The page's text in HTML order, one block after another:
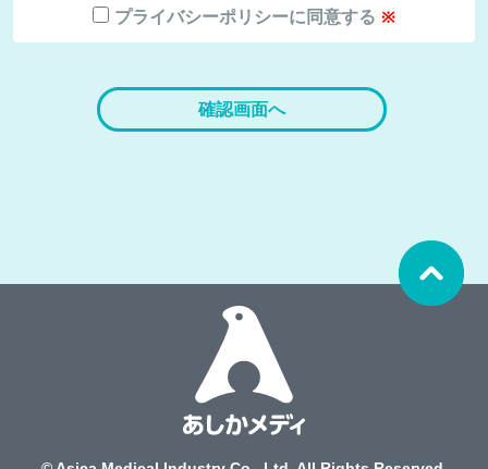
保護法にいう，生存する個人に関する情報であって，当該情報
に含まれる氏名，住所，電話番号，メールアドレス及びその他
の記述等により特定の個人を識別することができるもの(他の情
当社は，個人情報の入手を適法かつ公正な手段によって行うも
のとし，ユーザーの意思に反する不正な入手を行わないものと
当社は，個人情報を収集する場合，その利用目的をあらかじめ
通知又は公表するものとします。
第4条(当事務所によるクッキー等の使用について)
当社は，クッキー及びIPアドレス等から嗜好情報・履歴情報及
プライバシーポリシーに同意する